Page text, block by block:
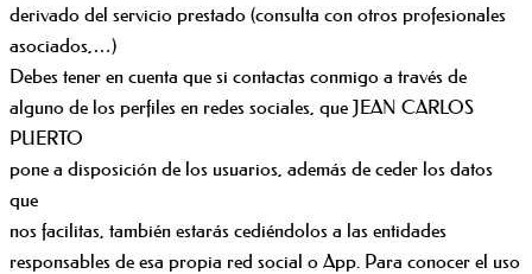
derivado del servicio prestado (consulta con otros profesionales
asociados,…)
Debes tener en cuenta que si contactas conmigo a través de
alguno de los perfiles en redes sociales, que JEAN CARLOS
PUERTO
pone a disposición de los usuarios, además de ceder los datos
que
nos facilitas, también estarás cediéndolos a las entidades
responsables de esa propia red social o App. Para conocer el uso